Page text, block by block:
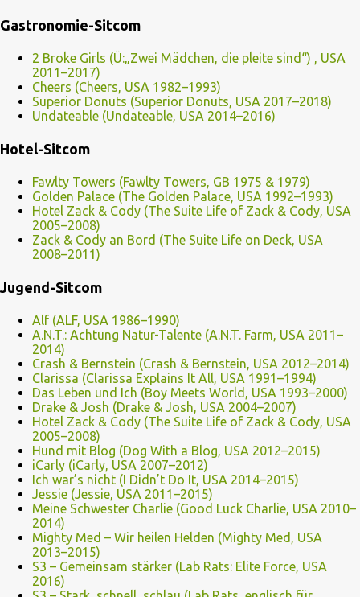
Gastronomie-Sitcom
2 Broke Girls (Ü:„Zwei Mädchen, die pleite sind“) , USA
2011–2017)
Cheers (Cheers, USA 1982–1993)
Superior Donuts (Superior Donuts, USA 2017–2018)
Undateable (Undateable, USA 2014–2016)
Hotel-Sitcom
Fawlty Towers (Fawlty Towers, GB 1975 & 1979)
Golden Palace (The Golden Palace, USA 1992–1993)
Hotel Zack & Cody (The Suite Life of Zack & Cody, USA
2005–2008)
Zack & Cody an Bord (The Suite Life on Deck, USA
2008–2011)
Jugend-Sitcom
Alf (ALF, USA 1986–1990)
A.N.T.: Achtung Natur-Talente (A.N.T. Farm, USA 2011–
2014)
Crash & Bernstein (Crash & Bernstein, USA 2012–2014)
Clarissa (Clarissa Explains It All, USA 1991–1994)
Das Leben und Ich (Boy Meets World, USA 1993–2000)
Drake & Josh (Drake & Josh, USA 2004–2007)
Hotel Zack & Cody (The Suite Life of Zack & Cody, USA
2005–2008)
Hund mit Blog (Dog With a Blog, USA 2012–2015)
iCarly (iCarly, USA 2007–2012)
Ich war’s nicht (I Didn’t Do It, USA 2014–2015)
Jessie (Jessie, USA 2011–2015)
Meine Schwester Charlie (Good Luck Charlie, USA 2010–
2014)
Mighty Med – Wir heilen Helden (Mighty Med, USA
2013–2015)
S3 – Gemeinsam stärker (Lab Rats: Elite Force, USA
2016)